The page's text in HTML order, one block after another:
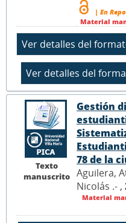
| En
Material
Texto
manuscrito
Gestión
78 de la
Aguilera,
Nicolás .- ,
Material